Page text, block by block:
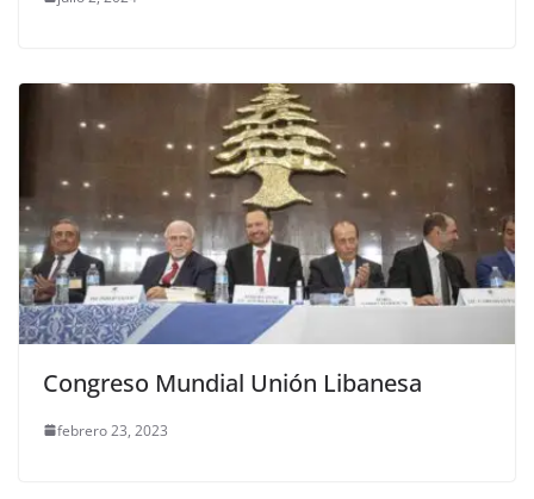
Congreso Mundial Unión Libanesa
febrero 23, 2023